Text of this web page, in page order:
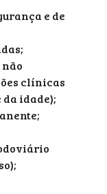
e de
clínicas
idade);